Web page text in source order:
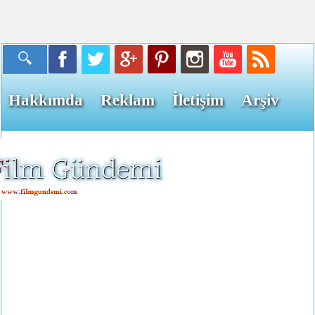
Hakkımda Reklam İletişim Arşiv